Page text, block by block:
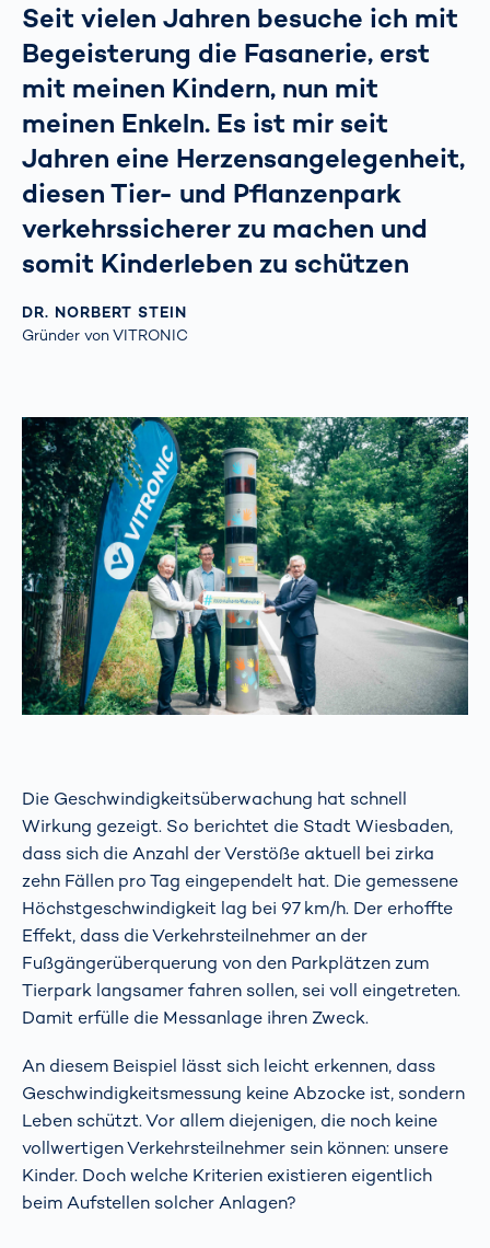
Seit vielen Jahren besuche ich mit
Begeisterung die Fasanerie, erst
mit meinen Kindern, nun mit
meinen Enkeln. Es ist mir seit
Jahren eine Herzensangelegenheit,
diesen Tier- und Pflanzenpark
verkehrssicherer zu machen und
somit Kinderleben zu schützen
DR. NORBERT STEIN
Gründer von VITRONIC
Die Geschwindigkeitsüberwachung hat schnell
Wirkung gezeigt. So berichtet die Stadt Wiesbaden,
dass sich die Anzahl der Verstöße aktuell bei zirka
zehn Fällen pro Tag eingependelt hat. Die gemessene
Höchstgeschwindigkeit lag bei 97 km/h. Der erhoffte
Effekt, dass die Verkehrsteilnehmer an der
Fußgängerüberquerung von den Parkplätzen zum
Tierpark langsamer fahren sollen, sei voll eingetreten.
Damit erfülle die Messanlage ihren Zweck.
An diesem Beispiel lässt sich leicht erkennen, dass
Geschwindigkeitsmessung keine Abzocke ist, sondern
Leben schützt. Vor allem diejenigen, die noch keine
vollwertigen Verkehrsteilnehmer sein können: unsere
Kinder. Doch welche Kriterien existieren eigentlich
beim Aufstellen solcher Anlagen?